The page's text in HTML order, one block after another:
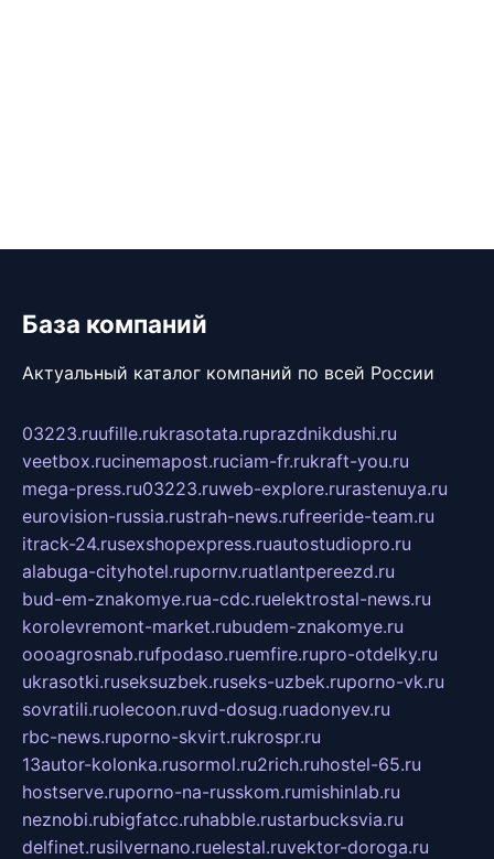
База компаний
Актуальный каталог компаний по всей России
03223.ruufille.rukrasotata.ruprazdnikdushi.ru
veetbox.rucinemapost.ruciam-fr.rukraft-you.ru
mega-press.ru03223.ruweb-explore.rurastenuya.ru
eurovision-russia.rustrah-news.rufreeride-team.ru
itrack-24.rusexshopexpress.ruautostudiopro.ru
alabuga-cityhotel.rupornv.ruatlantpereezd.ru
bud-em-znakomye.rua-cdc.ruelektrostal-news.ru
korolevremont-market.rubudem-znakomye.ru
oooagrosnab.rufpodaso.ruemfire.rupro-otdelky.ru
ukrasotki.ruseksuzbek.ruseks-uzbek.ruporno-vk.ru
sovratili.ruolecoon.ruvd-dosug.ruadonyev.ru
rbc-news.ruporno-skvirt.rukrospr.ru
13autor-kolonka.rusormol.ru2rich.ruhostel-65.ru
hostserve.ruporno-na-russkom.rumishinlab.ru
neznobi.rubigfatcc.ruhabble.rustarbucksvia.ru
delfinet.rusilvernano.ruelestal.ruvektor-doroga.ru